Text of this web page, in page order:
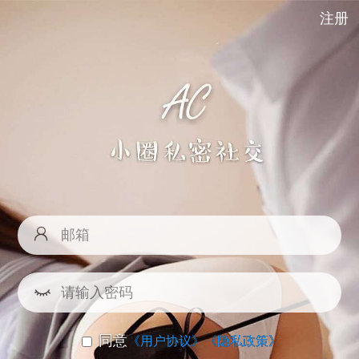
注册
同意《用户协议》《隐私政策》